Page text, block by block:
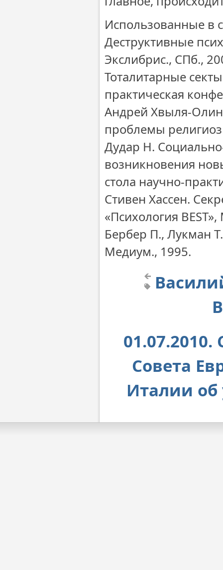
Использованные в
Деструктивные
Экслибрис., СПб.,
Тоталитарные
практическая
Андрей Хвыля-
проблемы
Дудар Н.
возникновения
стола научно-
Стивен Хассен.
«Психология
Бербер П., Лукман
Медиум., 1995.
Совета
Италии